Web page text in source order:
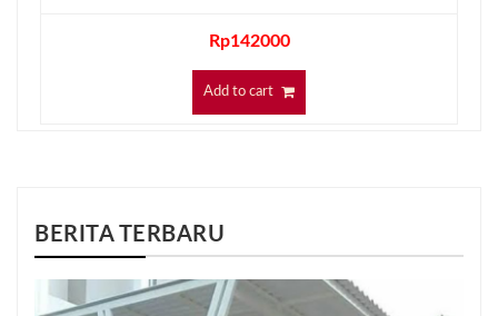
Rp142000
Add to cart
BERITA TERBARU